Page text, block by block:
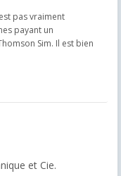
pas vraiment
payant un
Sim. Il est bien
et Cie.